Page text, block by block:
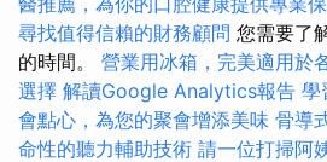
尋找值得信賴的財務顧問 您需要了
的時間。 營業用冰箱，完美適用於
選擇 解讀Google Analytics報告 學
會點心，為您的聚會增添美味 骨導
命性的聽力輔助技術 請一位打掃阿